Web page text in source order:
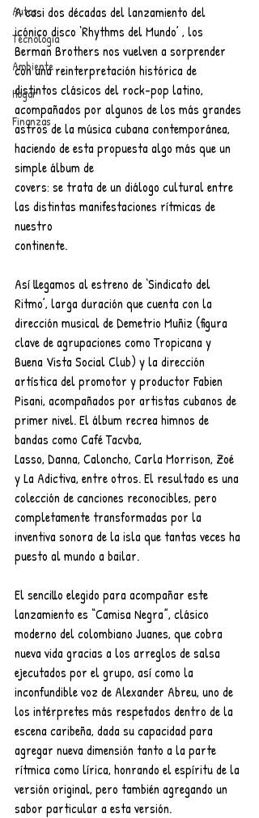
Autos
Tecnología
Ambiente
Hogar
Finanzas
A casi dos décadas del lanzamiento del
icónico disco ‘Rhythms del Mundo’ , los
Berman Brothers nos vuelven a sorprender
con una reinterpretación histórica de
distintos clásicos del rock-pop latino,
acompañados por algunos de los más grandes
astros de la música cubana contemporánea,
haciendo de esta propuesta algo más que un
simple álbum de
covers: se trata de un diálogo cultural entre
las distintas manifestaciones rítmicas de
nuestro
continente.
Así llegamos al estreno de ‘Sindicato del
Ritmo’, larga duración que cuenta con la
dirección musical de Demetrio Muñiz (figura
clave de agrupaciones como Tropicana y
Buena Vista Social Club) y la dirección
artística del promotor y productor Fabien
Pisani, acompañados por artistas cubanos de
primer nivel. El álbum recrea himnos de
bandas como Café Tacvba,
Lasso, Danna, Caloncho, Carla Morrison, Zoé
y La Adictiva, entre otros. El resultado es una
colección de canciones reconocibles, pero
completamente transformadas por la
inventiva sonora de la isla que tantas veces ha
puesto al mundo a bailar.
El sencillo elegido para acompañar este
lanzamiento es “Camisa Negra”, clásico
moderno del colombiano Juanes, que cobra
nueva vida gracias a los arreglos de salsa
ejecutados por el grupo, así como la
inconfundible voz de Alexander Abreu, uno de
los intérpretes más respetados dentro de la
escena caribeña, dada su capacidad para
agregar nueva dimensión tanto a la parte
rítmica como lírica, honrando el espíritu de la
versión original, pero también agregando un
sabor particular a esta versión.